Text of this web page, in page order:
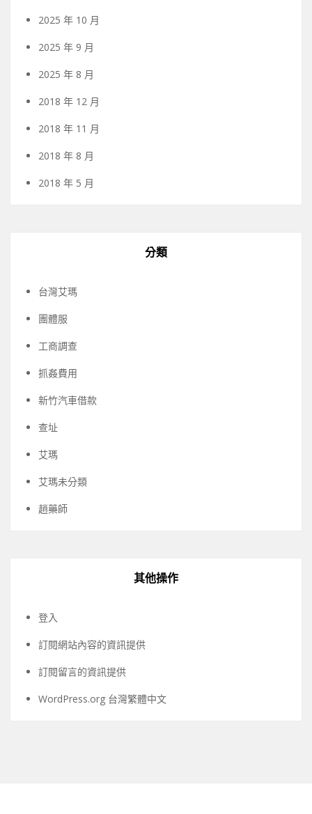
2025 年 10 月
2025 年 9 月
2025 年 8 月
2018 年 12 月
2018 年 11 月
2018 年 8 月
2018 年 5 月
分類
台灣艾瑪
團體服
工商調查
抓姦費用
新竹汽車借款
查址
艾瑪
艾瑪未分類
趙藥師
其他操作
登入
訂閱網站內容的資訊提供
訂閱留言的資訊提供
WordPress.org 台灣繁體中文